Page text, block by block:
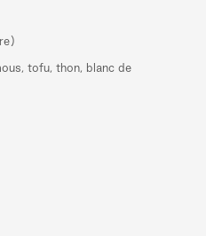
tofu, thon, blanc de